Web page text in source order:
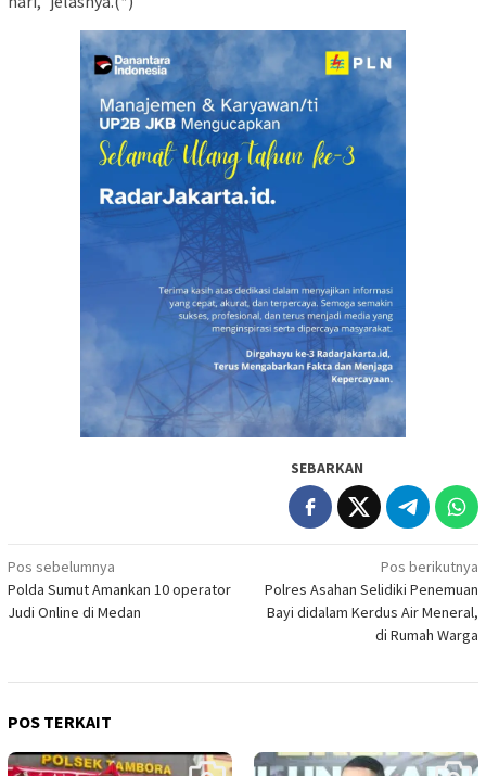
SEBARKAN
Navigasi
pos
Pos sebelumnya
Polda Sumut Amankan 10 operator
Judi Online di Medan
Pos berikutnya
Polres Asahan Selidiki Penemuan
Bayi didalam Kerdus Air Meneral,
di Rumah Warga
POS TERKAIT